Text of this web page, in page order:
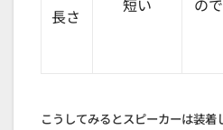
長さ
短い
の
こうしてみるとスピーカーは装